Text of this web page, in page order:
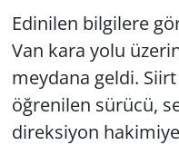
Edinilen bilgilere
Van kara yolu
meydana geldi.
öğrenilen sürücü,
direksiyon